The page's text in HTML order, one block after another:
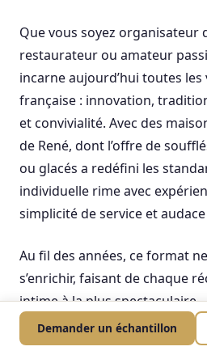
Que vous soyez organisateur
restaurateur ou amateur
incarne aujourd’hui toutes les
française : innovation,
et convivialité. Avec des
de René, dont l’offre de
ou glacés a redéfini les
individuelle rime avec
simplicité de service et
Au fil des années, ce format
s’enrichir, faisant de chaque
intime à la plus spectaculaire
d’exception, où chaque invité
son goût, à son rythme, à sa
Demander un échantillon